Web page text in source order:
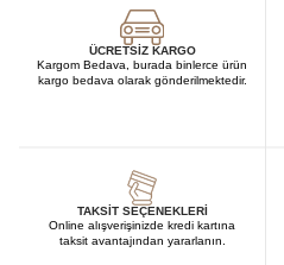
ÜCRETSIZ KARGO
Kargom Bedava, burada binlerce ürün
kargo bedava olarak gönderilmektedir.
TAKSIT SEÇENEKLERI
Online alışverişinizde kredi kartına
taksit avantajından yararlanın.